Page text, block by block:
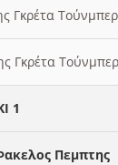
Γκρέτα
Γκρέτα
1
Πεμπτης